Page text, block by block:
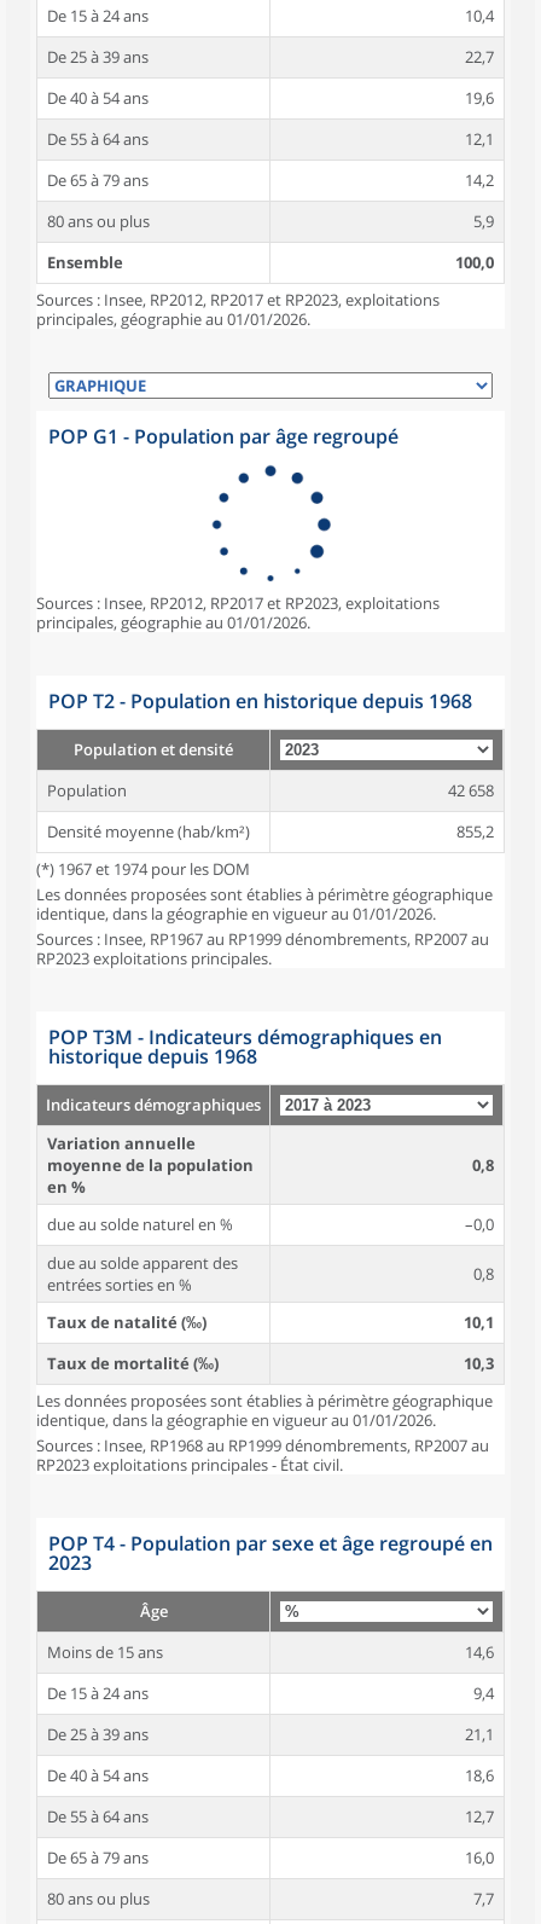
De 15 à 24 ans
10,4
De 25 à 39 ans
22,7
De 40 à 54 ans
19,6
De 55 à 64 ans
12,1
De 65 à 79 ans
14,2
80 ans ou plus
5,9
Ensemble
100,0
Sources : Insee, RP2012, RP2017 et RP2023, exploitations
principales, géographie au 01/01/2026.
POP G1 - Population par âge regroupé
Sources : Insee, RP2012, RP2017 et RP2023, exploitations
principales, géographie au 01/01/2026.
POP T2 - Population en historique depuis 1968
Population et densité
Population
42 658
Densité moyenne (hab/km²)
855,2
(*) 1967 et 1974 pour les DOM
Les données proposées sont établies à périmètre géographique
identique, dans la géographie en vigueur au 01/01/2026.
Sources : Insee, RP1967 au RP1999 dénombrements, RP2007 au
RP2023 exploitations principales.
POP T3M - Indicateurs démographiques en
historique depuis 1968
Indicateurs démographiques
Variation annuelle
moyenne de la population
en %
0,8
due au solde naturel en %
–0,0
due au solde apparent des
entrées sorties en %
0,8
Taux de natalité (‰)
10,1
Taux de mortalité (‰)
10,3
Les données proposées sont établies à périmètre géographique
identique, dans la géographie en vigueur au 01/01/2026.
Sources : Insee, RP1968 au RP1999 dénombrements, RP2007 au
RP2023 exploitations principales - État civil.
POP T4 - Population par sexe et âge regroupé en
2023
Âge
Moins de 15 ans
14,6
De 15 à 24 ans
9,4
De 25 à 39 ans
21,1
De 40 à 54 ans
18,6
De 55 à 64 ans
12,7
De 65 à 79 ans
16,0
80 ans ou plus
7,7